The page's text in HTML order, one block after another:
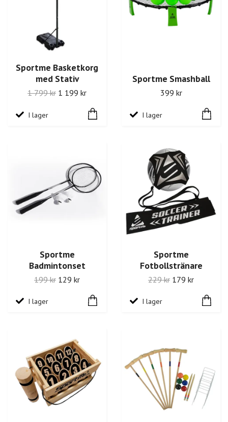
Sportme Basketkorg
med Stativ
1 799 kr 1 199 kr
I lager
Sportme Smashball
399 kr
I lager
Sportme
Badmintonset
199 kr 129 kr
I lager
Sportme
Fotbollstränare
229 kr 179 kr
I lager